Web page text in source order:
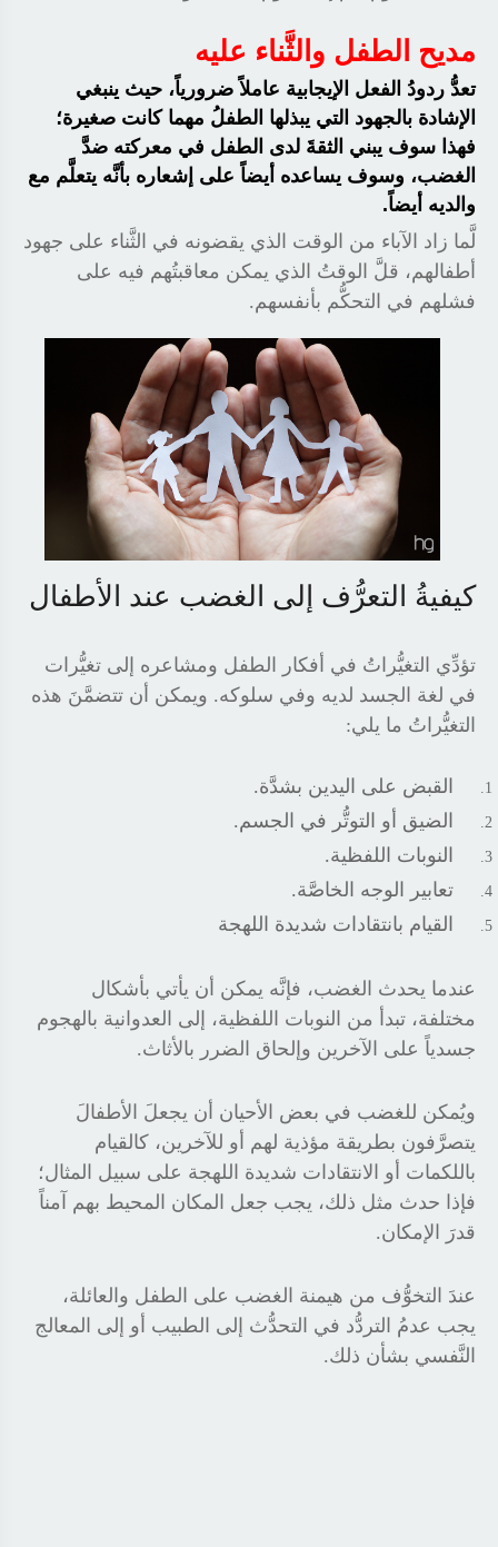
مديح الطفل والثَّناء عليه
تعدُّ ردودُ الفعل الإيجابية عاملاً ضرورياً، حيث ينبغي
الإشادة بالجهود التي يبذلها الطفلُ مهما كانت صغيرة؛
فهذا سوف يبني الثقةَ لدى الطفل في معركته ضدَّ
الغضب، وسوف يساعده أيضاً على إشعاره بأنَّه يتعلَّم مع
والديه أيضاً.
لَّما زاد الآباء من الوقت الذي يقضونه في الثَّناء على جهود
أطفالهم، قلَّ الوقتُ الذي يمكن معاقبتُهم فيه على
فشلهم في التحكُّم بأنفسهم.
كيفيةُ التعرُّف إلى الغضب عند الأطفال
تؤدِّي التغيُّراتُ في أفكار الطفل ومشاعره إلى تغيُّرات
في لغة الجسد لديه وفي سلوكه. ويمكن أن تتضمَّنَ هذه
التغيُّراتُ ما يلي:
القبض على اليدين بشدَّة.
الضيق أو التوتُّر في الجسم.
النوبات اللفظية.
تعابير الوجه الخاصَّة.
القيام بانتقادات شديدة اللهجة
عندما يحدث الغضب، فإنَّه يمكن أن يأتي بأشكال
مختلفة، تبدأ من النوبات اللفظية، إلى العدوانية بالهجوم
جسدياً على الآخرين وإلحاق الضرر بالأثاث.
ويُمكن للغضب في بعض الأحيان أن يجعلَ الأطفالَ
يتصرَّفون بطريقة مؤذية لهم أو للآخرين، كالقيام
باللكمات أو الانتقادات شديدة اللهجة على سبيل المثال؛
فإذا حدث مثل ذلك، يجب جعل المكان المحيط بهم آمناً
قدرَ الإمكان.
عندَ التخوُّف من هيمنة الغضب على الطفل والعائلة،
يجب عدمُ التردُّد في التحدُّث إلى الطبيب أو إلى المعالج
النَّفسي بشأن ذلك.